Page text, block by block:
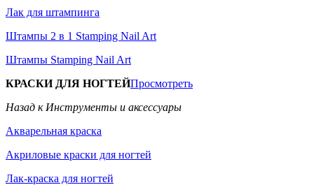
Лак для штампинга
Штампы 2 в 1 Stamping Nail Art
Штампы Stamping Nail Art
КРАСКИ ДЛЯ НОГТЕЙПросмотреть
Назад к Инструменты и аксессуары
Акварельная краска
Акриловые краски для ногтей
Лак-краска для ногтей